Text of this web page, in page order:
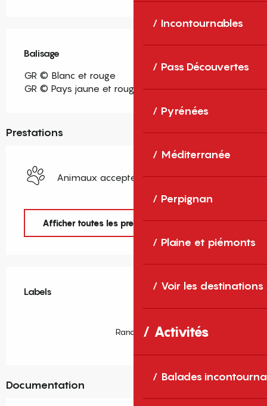
Incontournables
Pass Découvertes
Pyrénées
Méditerranée
Perpignan
Plaine et piémonts
Voir les destinations
Activités
Balades
Balisage
GR © Blanc et rouge
GR © Pays jaune et rouge
Prestations
Animaux acceptés
Afficher toutes les prestations
Labels
Labels
Rando66
Documentation